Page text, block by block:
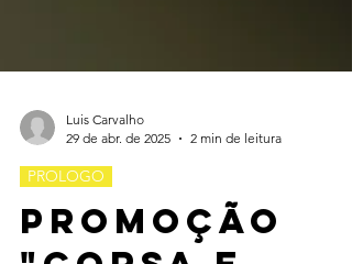
Luis Carvalho
2 min de leitura